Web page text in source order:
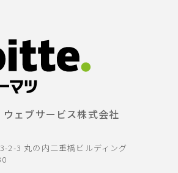
ェブサービス株式会社
2-3 丸の内二重橋ビルディング